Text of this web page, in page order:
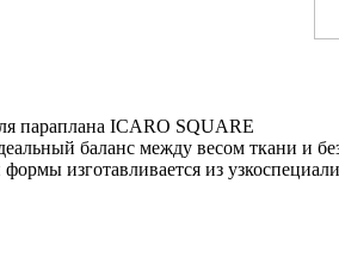
параплана ICARO SQUARE
баланс между весом ткани и
изготавливается из